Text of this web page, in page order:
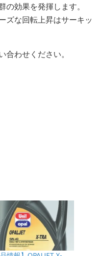
効果を発揮します。
ズな回転上昇はサーキッ
わせください。